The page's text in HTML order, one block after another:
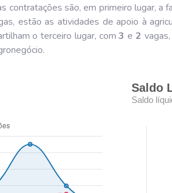
são, em primeiro lugar, a
estão as atividades de apoio à
o terceiro lugar, com3 e 2
Saldo
Saldo